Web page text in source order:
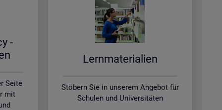
-
Seite
mit
Lern­ma­te­ria­li­en
Stöbern Sie in unserem Angebot für
Schulen und Universitäten